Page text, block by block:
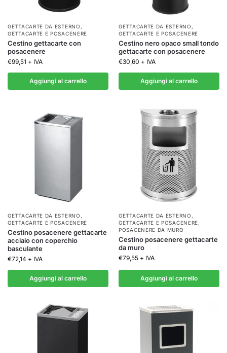
GETTACARTE DA ESTERNO ,
GETTACARTE E POSACENERE
Cestino gettacarte con
posacenere
€99,51 + IVA
Aggiungi al carrello
GETTACARTE DA ESTERNO ,
GETTACARTE E POSACENERE
Cestino nero opaco small tondo
gettacarte con posacenere
€30,60 + IVA
Aggiungi al carrello
GETTACARTE DA ESTERNO ,
GETTACARTE E POSACENERE
Cestino posacenere gettacarte
acciaio con coperchio
basculante
€72,14 + IVA
Aggiungi al carrello
GETTACARTE DA ESTERNO ,
GETTACARTE E POSACENERE,
POSACENERE DA MURO
Cestino posacenere gettacarte
da muro
€79,55 + IVA
Aggiungi al carrello